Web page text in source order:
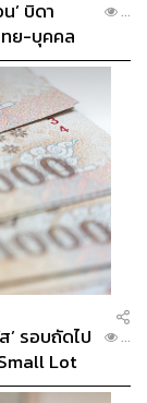
’ บิดา
ทย-บุคคล
...
รอบถัดไป
Lot
...